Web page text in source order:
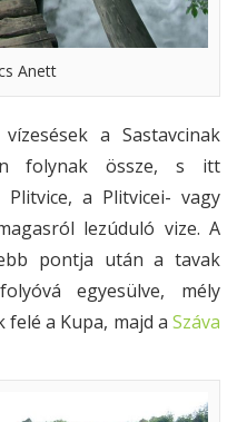
Anett
a Sastavcinak
folynak össze, s itt
a Plitvicei- vagy
lezúduló vize. A
pontja után a tavak
egyesülve, mély
a Kupa, majd a Száva